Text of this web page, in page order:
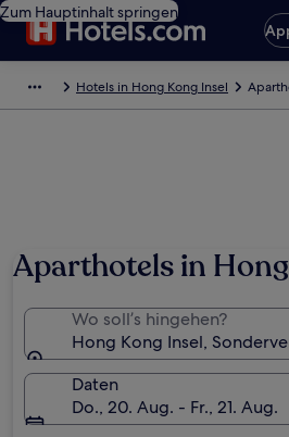
Zum Hauptinhalt springen
Hotels in Hong Kong Insel
Aparthotels in
Wo soll’s hingehen?
Hong Kong Insel,
Daten
Do., 20. Aug. - Fr., 21. Aug.